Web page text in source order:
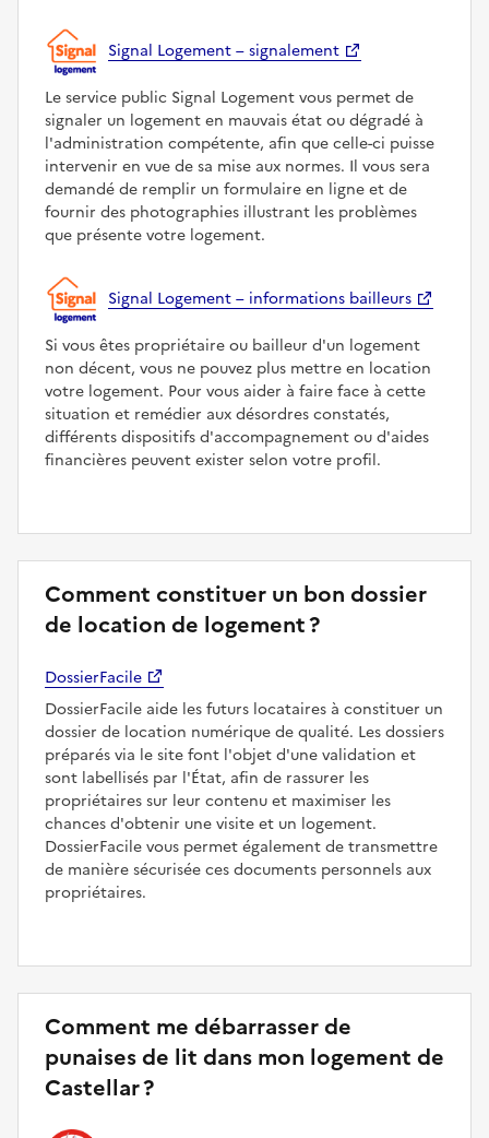
Signal Logement – signalement
Le service public Signal Logement vous permet de
signaler un logement en mauvais état ou dégradé à
l'administration compétente, afin que celle-ci puisse
intervenir en vue de sa mise aux normes. Il vous sera
demandé de remplir un formulaire en ligne et de
fournir des photographies illustrant les problèmes
que présente votre logement.
Signal Logement – informations bailleurs
Si vous êtes propriétaire ou bailleur d'un logement
non décent, vous ne pouvez plus mettre en location
votre logement. Pour vous aider à faire face à cette
situation et remédier aux désordres constatés,
différents dispositifs d'accompagnement ou d'aides
financières peuvent exister selon votre profil.
Comment constituer un bon dossier
de location de logement ?
DossierFacile
DossierFacile aide les futurs locataires à constituer un
dossier de location numérique de qualité. Les dossiers
préparés via le site font l'objet d'une validation et
sont labellisés par l'État, afin de rassurer les
propriétaires sur leur contenu et maximiser les
chances d'obtenir une visite et un logement.
DossierFacile vous permet également de transmettre
de manière sécurisée ces documents personnels aux
propriétaires.
Comment me débarrasser de
punaises de lit dans mon logement de
Castellar ?